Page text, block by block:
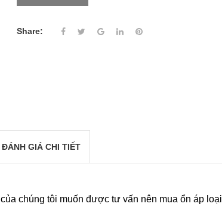
Share:
ĐÁNH GIÁ CHI TIẾT
của chúng tôi muốn được tư vấn nên mua ổn áp loại